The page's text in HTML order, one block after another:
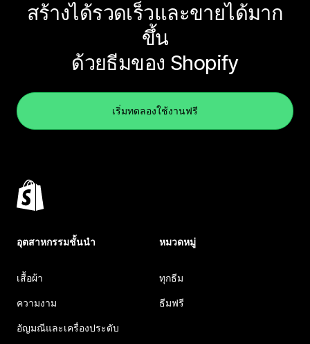
สร้างได้รวดเร็วและขายได้มาก
ขึ้น
ด้วยธีมของ Shopify
เริ่มทดลองใช้งานฟรี
อุตสาหกรรมชั้นนำ
เสื้อผ้า
ความงาม
อัญมณีและเครื่องประดับ
หมวดหมู่
ทุกธีม
ธีมฟรี